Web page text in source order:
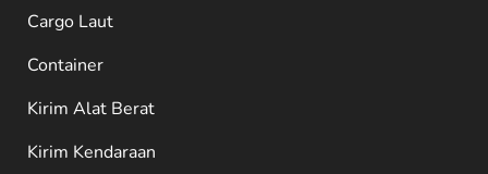
Cargo Laut
Container
Kirim Alat Berat
Kirim Kendaraan